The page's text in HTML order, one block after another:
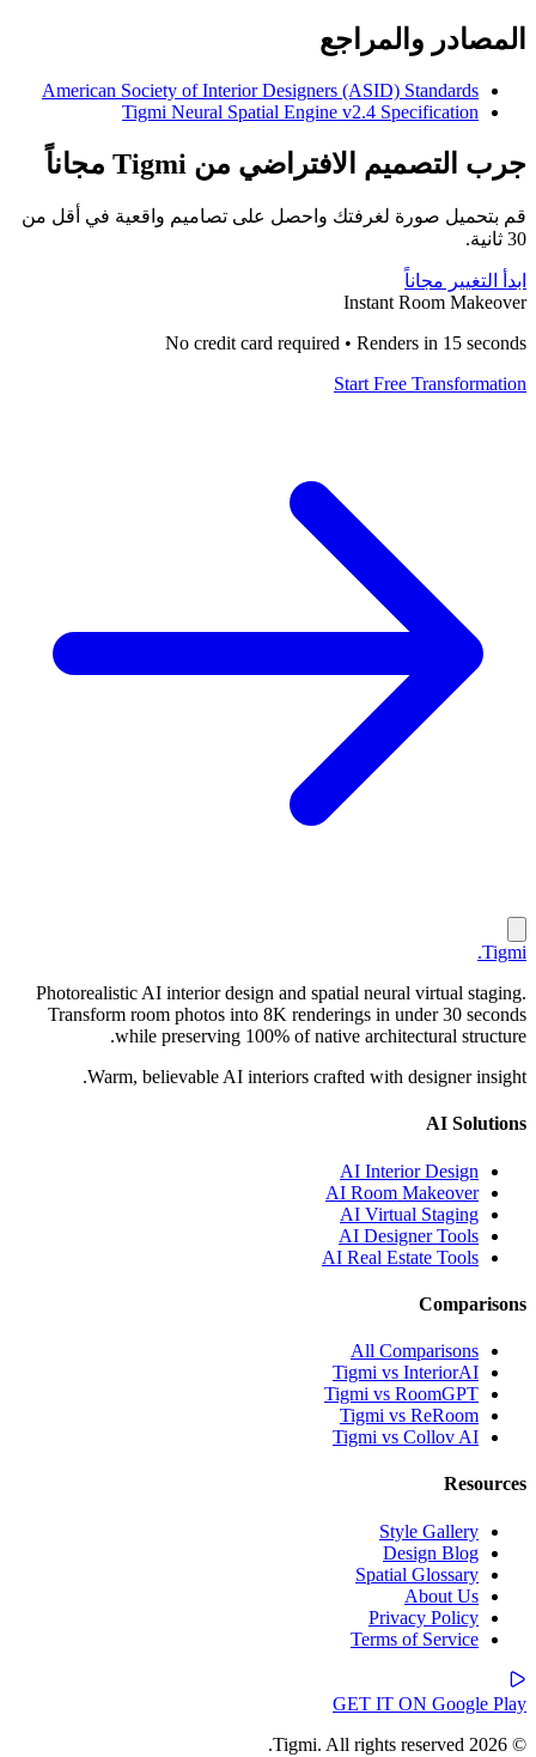
المصادر والمراجع
American Society of Interior Designers (ASID) Standards
Tigmi Neural Spatial Engine v2.4 Specification
جرب التصميم الافتراضي من Tigmi مجاناً
قم بتحميل صورة لغرفتك واحصل على تصاميم واقعية في أقل من
30 ثانية.
ابدأ التغيير مجاناً
Instant Room Makeover
No credit card required • Renders in 15 seconds
Start Free Transformation
Tigmi
.
Photorealistic AI interior design and spatial neural virtual staging.
Transform room photos into 8K renderings in under 30 seconds
while preserving 100% of native architectural structure.
Warm, believable AI interiors crafted with designer insight.
AI Solutions
AI Interior Design
AI Room Makeover
AI Virtual Staging
AI Designer Tools
AI Real Estate Tools
Comparisons
All Comparisons
Tigmi vs InteriorAI
Tigmi vs RoomGPT
Tigmi vs ReRoom
Tigmi vs Collov AI
Resources
Style Gallery
Design Blog
Spatial Glossary
About Us
Privacy Policy
Terms of Service
GET IT ON Google Play
© 2026 Tigmi. All rights reserved.